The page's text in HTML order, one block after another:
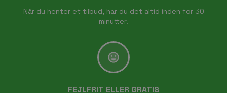
Når du henter et tilbud, har du det altid inden for 30
minutter.
FEJLFRIT ELLER GRATIS